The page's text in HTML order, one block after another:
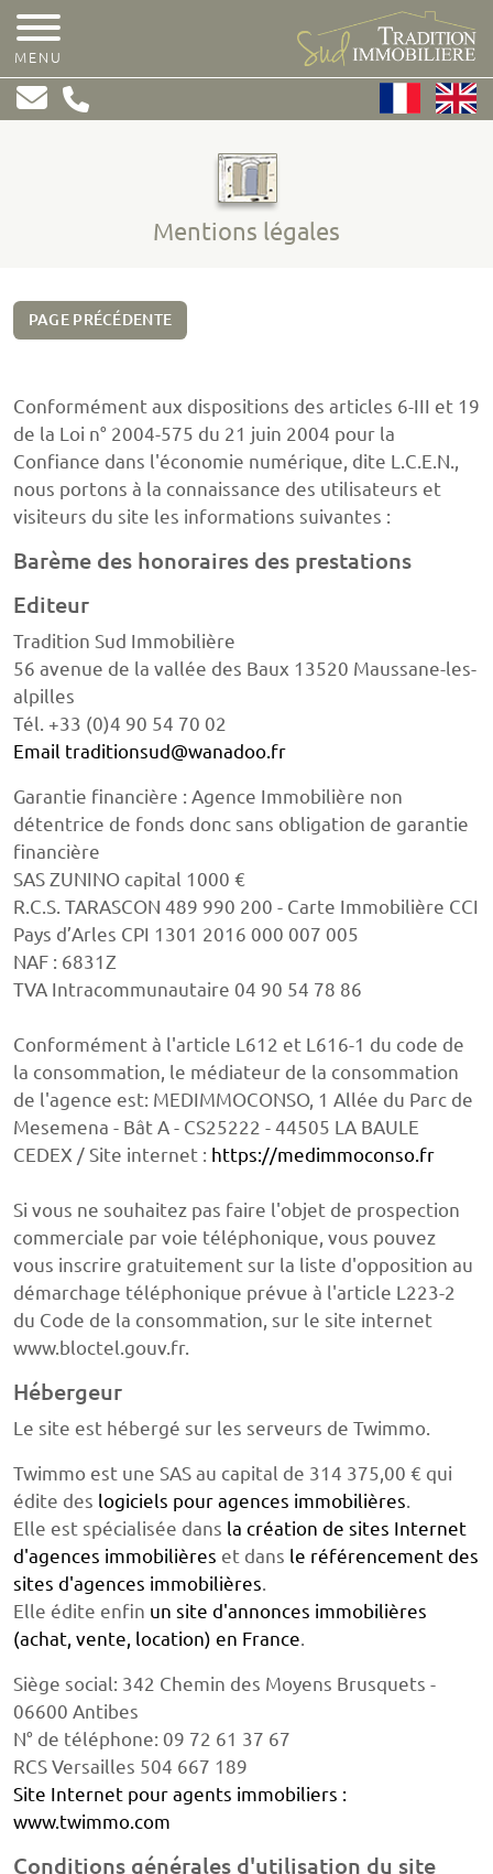
MENU
Mentions légales
PAGE PRÉCÉDENTE
Conformément aux dispositions des articles 6-III et 19
de la Loi n° 2004-575 du 21 juin 2004 pour la
Confiance dans l'économie numérique, dite L.C.E.N.,
nous portons à la connaissance des utilisateurs et
visiteurs du site les informations suivantes :
Barème des honoraires des prestations
Editeur
Tradition Sud Immobilière
56 avenue de la vallée des Baux 13520 Maussane-les-
alpilles
Tél. +33 (0)4 90 54 70 02
Email traditionsud@wanadoo.fr
Garantie financière : Agence Immobilière non
détentrice de fonds donc sans obligation de garantie
financière
SAS ZUNINO capital 1000 €
R.C.S. TARASCON 489 990 200 - Carte Immobilière CCI
Pays d’Arles CPI 1301 2016 000 007 005
NAF : 6831Z
TVA Intracommunautaire 04 90 54 78 86
Conformément à l'article L612 et L616-1 du code de
la consommation, le médiateur de la consommation
de l'agence est: MEDIMMOCONSO, 1 Allée du Parc de
Mesemena - Bât A - CS25222 - 44505 LA BAULE
CEDEX / Site internet : https://medimmoconso.fr
Si vous ne souhaitez pas faire l'objet de prospection
commerciale par voie téléphonique, vous pouvez
vous inscrire gratuitement sur la liste d'opposition au
démarchage téléphonique prévue à l'article L223-2
du Code de la consommation, sur le site internet
www.bloctel.gouv.fr.
Hébergeur
Le site est hébergé sur les serveurs de Twimmo.
Twimmo est une SAS au capital de 314 375,00 € qui
édite des logiciels pour agences immobilières.
Elle est spécialisée dans la création de sites Internet
d'agences immobilières et dans le référencement des
sites d'agences immobilières.
Elle édite enfin un site d'annonces immobilières
(achat, vente, location) en France.
Siège social: 342 Chemin des Moyens Brusquets -
06600 Antibes
N° de téléphone: 09 72 61 37 67
RCS Versailles 504 667 189
Site Internet pour agents immobiliers :
www.twimmo.com
Conditions générales d'utilisation du site